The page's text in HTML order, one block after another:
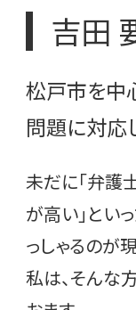
交
交
交
交
交
吉田
松戸市を中
問題に対応
未だに「弁護
が高い」とい
っしゃるのが
私は、そんな